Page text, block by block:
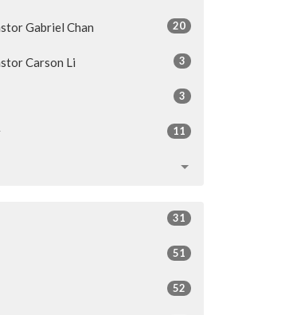
Gabriel Chan 20
Carson Li 3
3
11
31
51
52